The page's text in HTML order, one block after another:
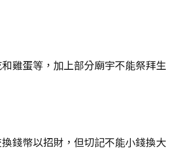
雞蛋等，加上部分廟宇不能祭拜生
錢幣以招財，但切記不能小錢換大